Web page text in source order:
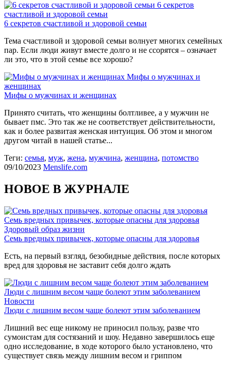
6 секретов
счастливой и здоровой семьи
6 секретов счастливой и здоровой семьи
Тема счастливой и здоровой семьи волнует многих семейных
пар. Если люди живут вместе долго и не ссорятся – означает
ли это, что в этой семье все хорошо?
Мифы о мужчинах и
женщинах
Мифы о мужчинах и женщинах
Принято считать, что женщины болтливее, а у мужчин не
бывает пмс. Это так же не соответствует действительности,
как и более развитая женская интуиция. Об этом и многом
другом читай в нашей статье...
Теги: семья, муж, жена, мужчина, женщина, потомство
09/10/2023 Menslife.com
НОВОЕ В ЖУРНАЛЕ
Семь вредных привычек, которые опасны для здоровья
Здоровый образ жизни
Семь вредных привычек, которые опасны для здоровья
Есть, на первый взгляд, безобидные действия, после которых
вред для здоровья не заставит себя долго ждать
Люди с лишним весом чаще болеют этим заболеванием
Новости
Люди с лишним весом чаще болеют этим заболеванием
Лишний вес еще никому не приносил пользу, разве что
сумоистам для состязаний и шоу. Недавно завершилось еще
одно исследование, в ходе которого было установлено, что
существует связь между лишним весом и гриппом